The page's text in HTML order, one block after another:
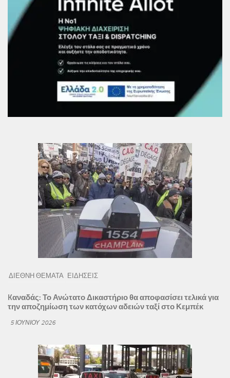
ΔΙΕΘΝΗ ΘΕΜΑΤΑ ΕΙΔΗΣΕΙΣ
Kαναδάς: Το Ανώτατο Δικαστήριο θα αποφασίσει τελικά για
την αποζημίωση των κατόχων αδειών ταξί στο Κεμπέκ
5 ΙΟΥΝΊΟΥ 2026